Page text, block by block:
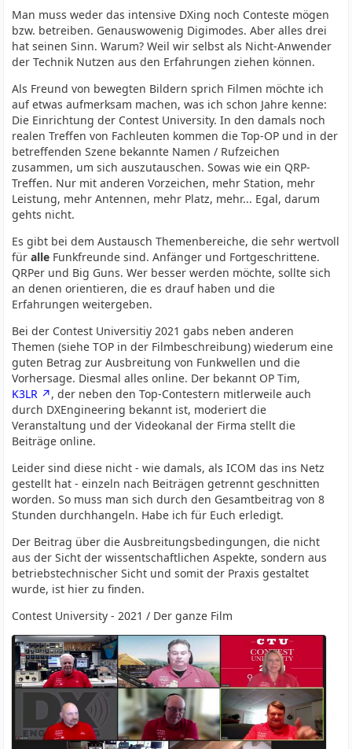
Man muss weder das intensive DXing noch Conteste mögen
bzw. betreiben. Genauswowenig Digimodes. Aber alles drei
hat seinen Sinn. Warum? Weil wir selbst als Nicht-Anwender
der Technik Nutzen aus den Erfahrungen ziehen können.
Als Freund von bewegten Bildern sprich Filmen möchte ich
auf etwas aufmerksam machen, was ich schon Jahre kenne:
Die Einrichtung der Contest University. In den damals noch
realen Treffen von Fachleuten kommen die Top-OP und in der
betreffenden Szene bekannte Namen / Rufzeichen
zusammen, um sich auszutauschen. Sowas wie ein QRP-
Treffen. Nur mit anderen Vorzeichen, mehr Station, mehr
Leistung, mehr Antennen, mehr Platz, mehr... Egal, darum
gehts nicht.
Es gibt bei dem Austausch Themenbereiche, die sehr wertvoll
füralle Funkfreunde sind. Anfänger und Fortgeschrittene.
QRPer und Big Guns. Wer besser werden möchte, sollte sich
an denen orientieren, die es drauf haben und die
Erfahrungen weitergeben.
Bei der Contest Universitiy 2021 gabs neben anderen
Themen (siehe TOP in der Filmbeschreibung) wiederum eine
guten Betrag zur Ausbreitung von Funkwellen und die
Vorhersage. Diesmal alles online. Der bekannt OP Tim,
K3LR
, der neben den Top-Contestern mitlerweile auch
durch DXEngineering bekannt ist, moderiert die
Veranstaltung und der Videokanal der Firma stellt die
Beiträge online.
Leider sind diese nicht - wie damals, als ICOM das ins Netz
gestellt hat - einzeln nach Beiträgen getrennt geschnitten
worden. So muss man sich durch den Gesamtbeitrag von 8
Stunden durchhangeln. Habe ich für Euch erledigt.
Der Beitrag über die Ausbreitungsbedingungen, die nicht
aus der Sicht der wissentschaftlichen Aspekte, sondern aus
betriebstechnischer Sicht und somit der Praxis gestaltet
wurde, ist hier zu finden.
Contest University - 2021 / Der ganze Film